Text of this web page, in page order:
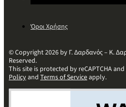
Όροι Χρήσης
© Copyright 2026 by Γ. Δαρδανός – Κ.
Reserved.
This site is protected by reCAPTCHA
Policyand Terms of Serviceapply.